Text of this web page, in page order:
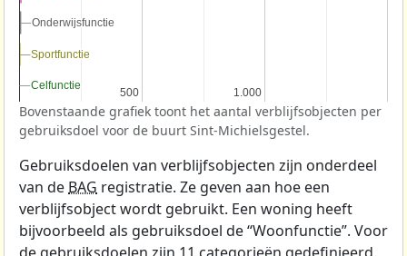
500
500 1.000
1.000
Onderwijsfunctie
Onderwijsfunctie
Sportfunctie
Sportfunctie
Celfunctie
Celfunctie
Bovenstaande grafiek toont het aantal verblijfsobjecten per
gebruiksdoel voor de buurt Sint-Michielsgestel.
Gebruiksdoelen van verblijfsobjecten zijn onderdeel
van de BAG registratie. Ze geven aan hoe een
verblijfsobject wordt gebruikt. Een woning heeft
bijvoorbeeld als gebruiksdoel de “Woonfunctie”. Voor